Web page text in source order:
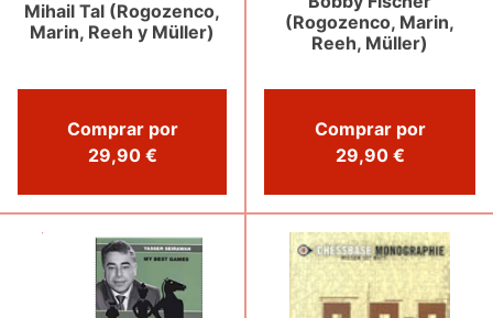
Mihail Tal (Rogozenco,
Marin, Reeh y Müller)
Comprar por
29,90 €
(Rogozenco, Marin,
Reeh, Müller)
Comprar por
29,90 €